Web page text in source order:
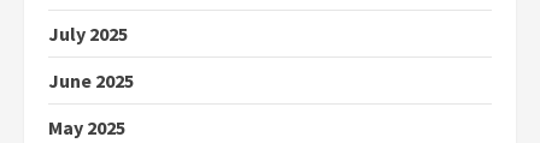
July 2025
June 2025
May 2025